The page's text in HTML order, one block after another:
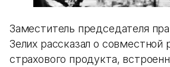
Заместитель председателя
Зелих рассказал о совместной
страхового продукта,